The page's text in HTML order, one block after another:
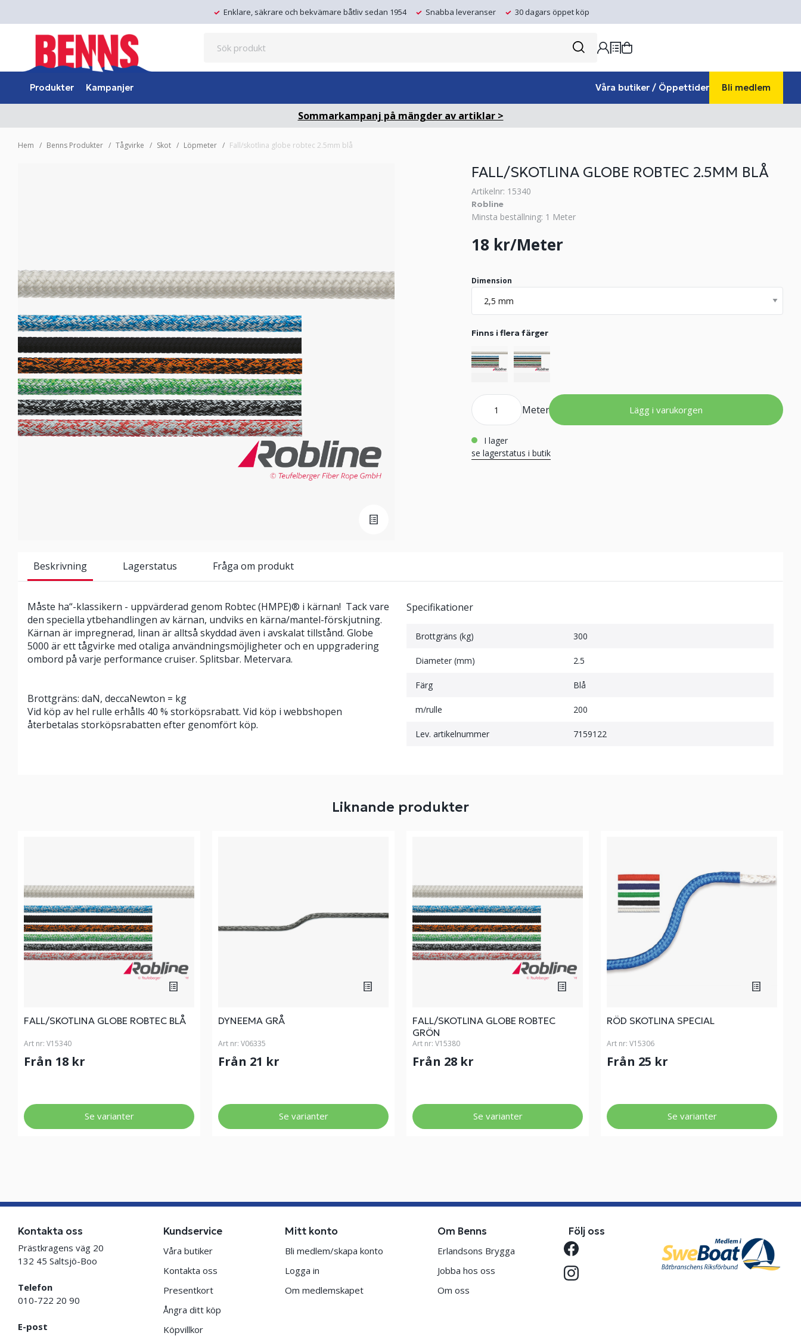
Enklare, säkrare och bekvämare båtliv sedan 1954 Snabba leveranser 30 dagars öppet köp
Produkter Kampanjer Våra butiker / Öppettider Bli medlem
Sommarkampanj på mängder av artiklar >
Hem Benns Produkter Tågvirke Skot Löpmeter Fall/skotlina globe robtec 2.5mm blå
FALL/SKOTLINA GLOBE ROBTEC 2.5MM BLÅ
Artikelnr: 15340
Robline
Minsta beställning: 1 Meter
18 kr/Meter
Dimension
Finns i flera färger
Meter Lägg i varukorgen
i lager
se lagerstatus i butik
Beskrivning Lagerstatus Fråga om produkt
Måste ha“-klassikern - uppvärderad genom Robtec (HMPE)® i kärnan! Tack vare
den speciella ytbehandlingen av kärnan, undviks en kärna/mantel-förskjutning.
Kärnan är impregnerad, linan är alltså skyddad även i avskalat tillstånd. Globe
5000 är ett tågvirke med otaliga användningsmöjligheter och en uppgradering
ombord på varje performance cruiser. Splitsbar. Metervara.
Brottgräns: daN, deccaNewton = kg
Vid köp av hel rulle erhålls 40 % storköpsrabatt. Vid köp i webbshopen
återbetalas storköpsrabatten efter genomfört köp.
Specifikationer
Brottgräns (kg) 300
Diameter (mm) 2.5
Färg Blå
m/rulle 200
Lev. artikelnummer 7159122
Liknande produkter
FALL/SKOTLINA GLOBE ROBTEC BLÅ
Art nr: V15340
Från 18 kr
Se varianter
DYNEEMA GRÅ
Art nr: V06335
Från 21 kr
Se varianter
FALL/SKOTLINA GLOBE ROBTEC
GRÖN
Art nr: V15380
Från 28 kr
Se varianter
RÖD SKOTLINA SPECIAL
Art nr: V15306
Från 25 kr
Se varianter
Kontakta oss
Prästkragens väg 20
132 45 Saltsjö-Boo
Telefon
010-722 20 90
E-post
Kundservice
Våra butiker
Kontakta oss
Presentkort
Ångra ditt köp
Köpvillkor
Mitt konto
Bli medlem/skapa konto
Logga in
Om medlemskapet
Om Benns
Erlandsons Brygga
Jobba hos oss
Om oss
Följ oss